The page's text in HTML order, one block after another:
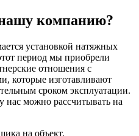
компанию?
установкой натяжных
период мы приобрели
отношения с
которые изготавливают
сроком эксплуатации.
нас можно рассчитывать на
на объект.